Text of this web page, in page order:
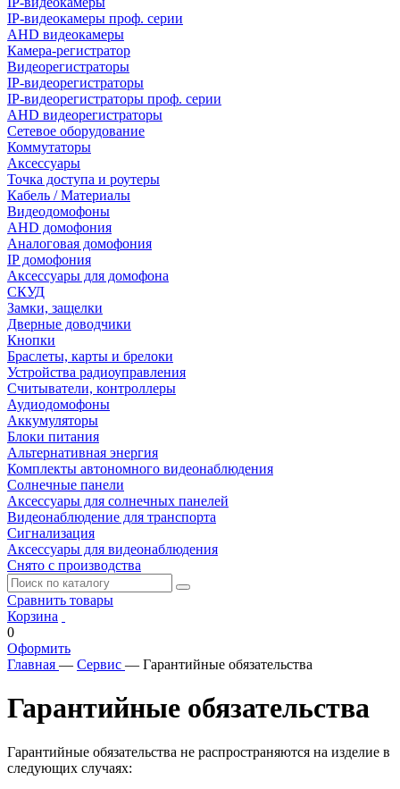
IP-видеокамеры проф. серии
AHD видеокамеры
Камера-регистратор
Видеорегистраторы
IP-видеорегистраторы
IP-видеорегистраторы проф. серии
AHD видеорегистраторы
Сетевое оборудование
Коммутаторы
Аксессуары
Точка доступа и роутеры
Кабель / Материалы
Видеодомофоны
AHD домофония
Аналоговая домофония
IP домофония
Аксессуары для домофона
СКУД
Замки, защелки
Дверные доводчики
Кнопки
Браслеты, карты и брелоки
Устройства радиоуправления
Считыватели, контроллеры
Аудиодомофоны
Аккумуляторы
Блоки питания
Альтернативная энергия
Комплекты автономного видеонаблюдения
Солнечные панели
Аксессуары для солнечных панелей
Видеонаблюдение для транспорта
Сигнализация
Аксессуары для видеонаблюдения
Снято с производства
Сравнить товары
Корзина
0
Оформить
Главная — Сервис — Гарантийные обязательства
Гарантийные обязательства
Гарантийные обязательства не распространяются на изделие в
следующих случаях: